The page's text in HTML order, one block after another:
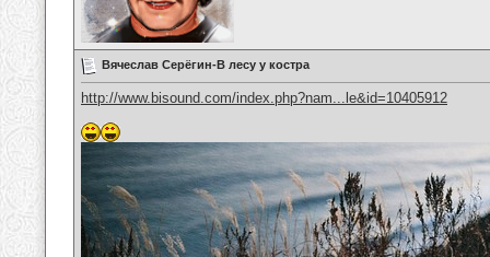
Вячеслав Серёгин-В лесу у костра
http://www.bisound.com/index.php?nam...le&id=10405912